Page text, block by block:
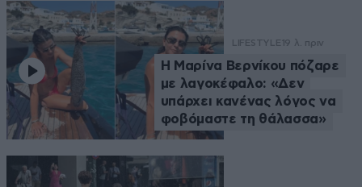
LIFESTYLE 19 λ. πριν
Η Μαρίνα Βερνίκου πόζαρε
με λαγοκέφαλο: «Δεν
υπάρχει κανένας λόγος να
φοβόμαστε τη θάλασσα»